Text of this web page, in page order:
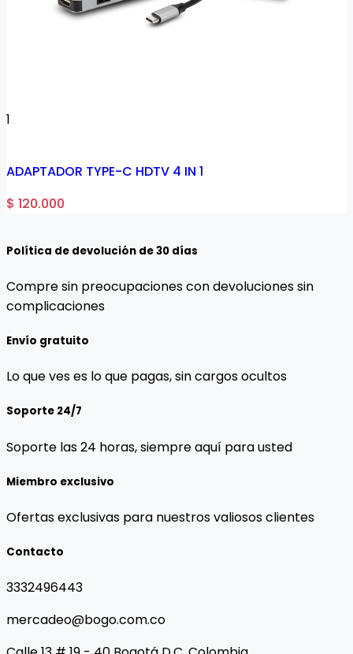
1
ADAPTADOR TYPE-C HDTV 4 IN 1
$ 120.000
Política de devolución de 30 días
Compre sin preocupaciones con devoluciones sin
complicaciones
Envío gratuito
Lo que ves es lo que pagas, sin cargos ocultos
Soporte 24/7
Soporte las 24 horas, siempre aquí para usted
Miembro exclusivo
Ofertas exclusivas para nuestros valiosos clientes
Contacto
3332496443
mercadeo@bogo.com.co